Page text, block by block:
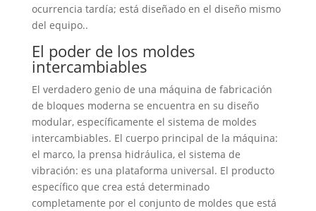
ocurrencia tardía; está diseñado en el diseño mismo
del equipo..
El poder de los moldes
intercambiables
El verdadero genio de una máquina de fabricación
de bloques moderna se encuentra en su diseño
modular, específicamente el sistema de moldes
intercambiables. El cuerpo principal de la máquina:
el marco, la prensa hidráulica, el sistema de
vibración: es una plataforma universal. El producto
específico que crea está determinado
completamente por el conjunto de moldes que está